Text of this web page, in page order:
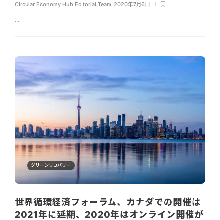
Circular Economy Hub Editorial Team 2020年7月6日
...
グリーンリカバリー
世界循環経済フォーラム、カナダでの開催は
2021年に延期、2020年はオンライン開催が